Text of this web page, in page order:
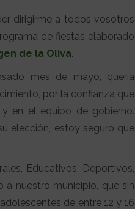
dirigirme a todos vosotros
de fiestas elaborado
de la Oliva.
mes de mayo, quería
por la confianza que
en el equipo de gobierno.
elección, estoy seguro que
Educativos, Deportivos,
nuestro municipio, que sin
de entre 12 y 16